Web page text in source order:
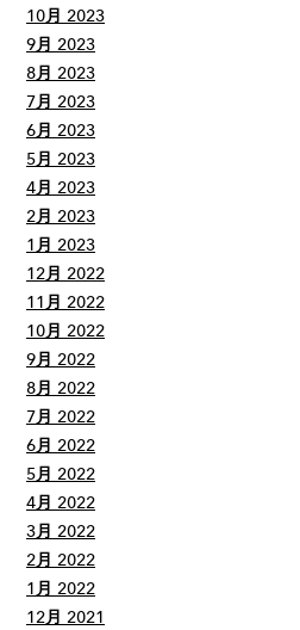
10月 2023
9月 2023
8月 2023
7月 2023
6月 2023
5月 2023
4月 2023
2月 2023
1月 2023
12月 2022
11月 2022
10月 2022
9月 2022
8月 2022
7月 2022
6月 2022
5月 2022
4月 2022
3月 2022
2月 2022
1月 2022
12月 2021